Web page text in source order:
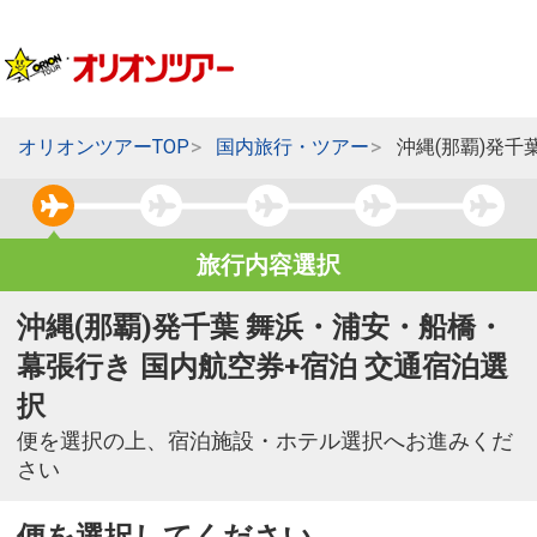
オリオンツアーTOP 国内旅行・ツアー 沖縄(那覇)発千
旅行内容選択
沖縄(那覇)発千葉 舞浜・浦安・船橋・
幕張行き 国内航空券+宿泊 交通宿泊選
択
便を選択の上、宿泊施設・ホテル選択へお進みくだ
さい